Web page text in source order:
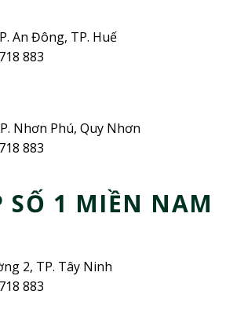
An Đông, TP. Huế
883
Nhơn Phú, Quy Nhơn
883
SỐ 1 MIỀN NAM
2, TP. Tây Ninh
883